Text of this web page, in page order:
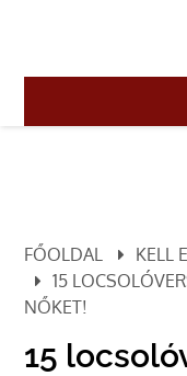
FŐOLDAL
KELL
15
NŐKET!
15